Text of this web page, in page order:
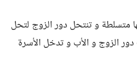
متسلطة و تنتحل دور الزوج لتحل
الزوج و الأب و تدخل الأسرة